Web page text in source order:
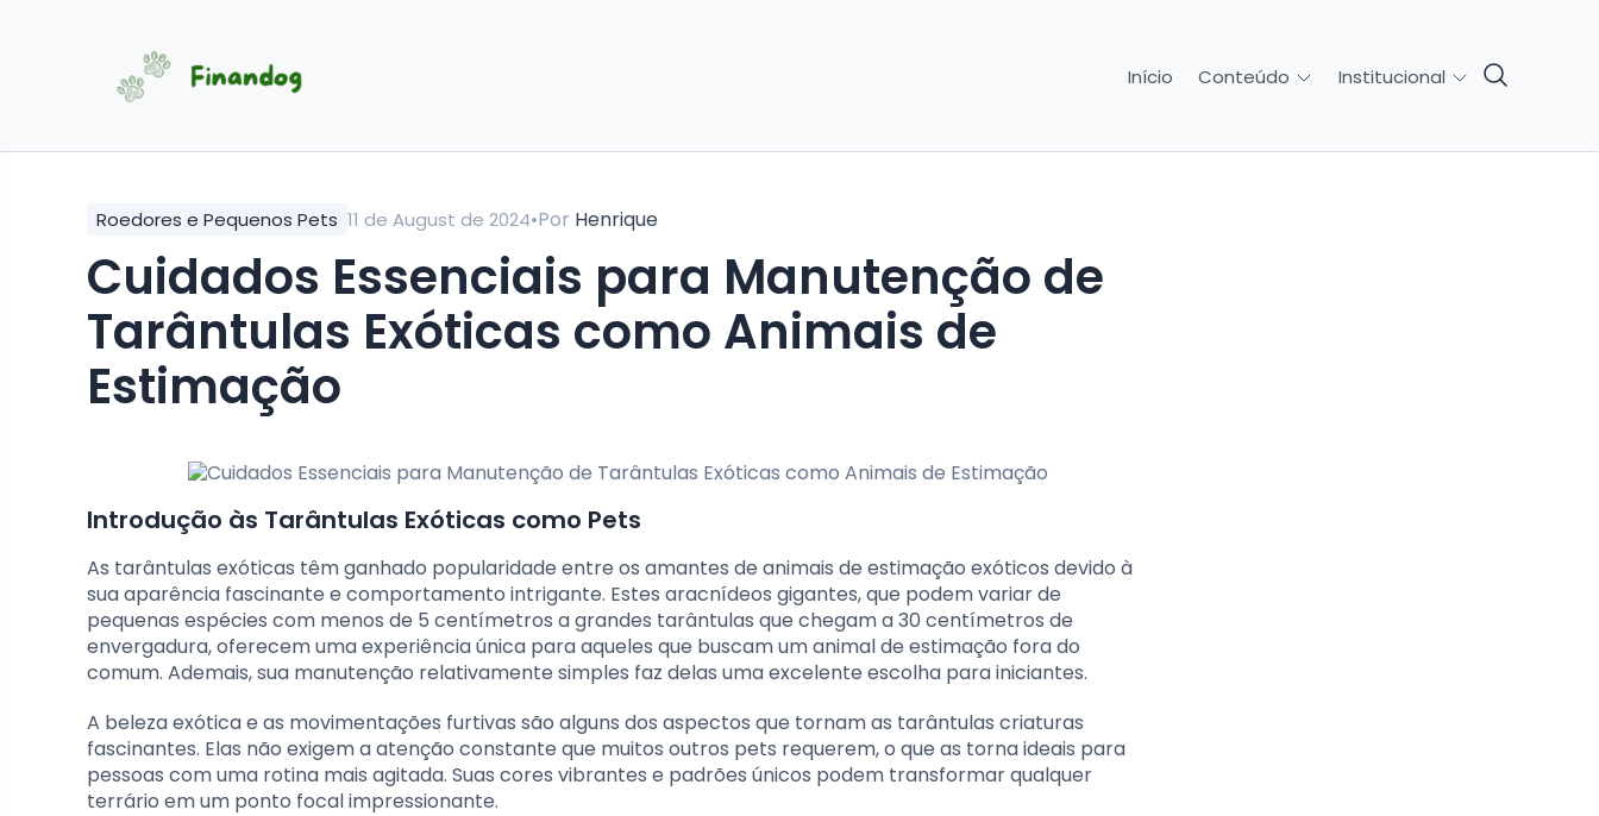
Início Conteúdo Institucional
Roedores e Pequenos Pets 11 de August de 2024•Por Henrique
Cuidados Essenciais para Manutenção de
Tarântulas Exóticas como Animais de
Estimação
Introdução às Tarântulas Exóticas como Pets
As tarântulas exóticas têm ganhado popularidade entre os amantes de animais de estimação exóticos devido à
sua aparência fascinante e comportamento intrigante. Estes aracnídeos gigantes, que podem variar de
pequenas espécies com menos de 5 centímetros a grandes tarântulas que chegam a 30 centímetros de
envergadura, oferecem uma experiência única para aqueles que buscam um animal de estimação fora do
comum. Ademais, sua manutenção relativamente simples faz delas uma excelente escolha para iniciantes.
A beleza exótica e as movimentações furtivas são alguns dos aspectos que tornam as tarântulas criaturas
fascinantes. Elas não exigem a atenção constante que muitos outros pets requerem, o que as torna ideais para
pessoas com uma rotina mais agitada. Suas cores vibrantes e padrões únicos podem transformar qualquer
terrário em um ponto focal impressionante.